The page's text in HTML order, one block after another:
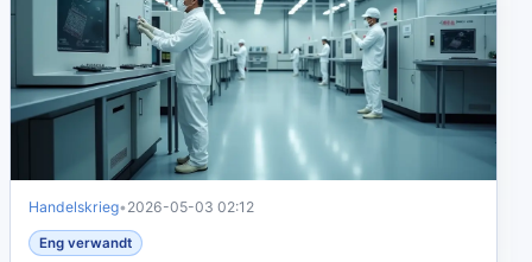
Handelskrieg• 2026-05-03 02:12
Eng verwandt